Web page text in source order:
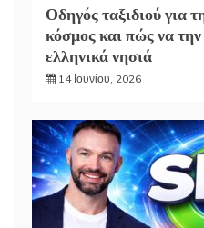
Οδηγός ταξιδιού για
κόσμος και πώς να
ελληνικά νησιά
14 Ιουνίου, 2026